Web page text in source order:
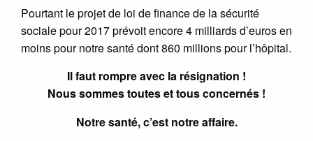
Pourtant le projet de loi de finance de la sécurité
sociale pour 2017 prévoit encore 4 milliards d’euros en
moins pour notre santé dont 860 millions pour l’hôpital.
Il faut rompre avec la résignation !
Nous sommes toutes et tous concernés !
Notre santé, c’est notre affaire.